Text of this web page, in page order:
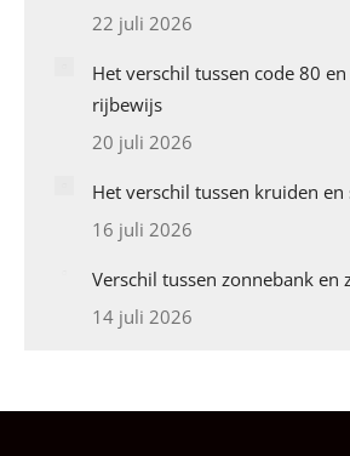
22 juli 2026
Het verschil tussen code 80
rijbewijs
20 juli 2026
Het verschil tussen kruiden en
16 juli 2026
Verschil tussen zonnebank en
14 juli 2026